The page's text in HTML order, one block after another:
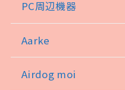
PC周辺機器
Aarke
Airdog moi